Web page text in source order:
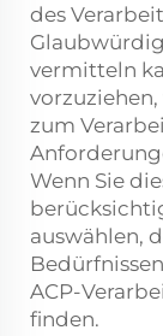
des
vermitteln
zum
Wenn Sie
auswählen,
ACP-
finden.